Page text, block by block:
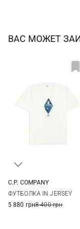
ВАС МОЖЕТ
C.P. COMPANY
ФУТБОЛКА IN JERSEY
5 880 грн8 400 грн